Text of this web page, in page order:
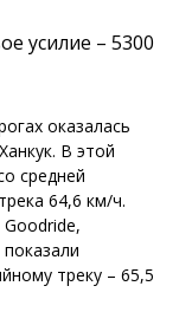
усилие – 5300
оказалась
В этой
средней
64,6 км/ч.
треку – 65,5